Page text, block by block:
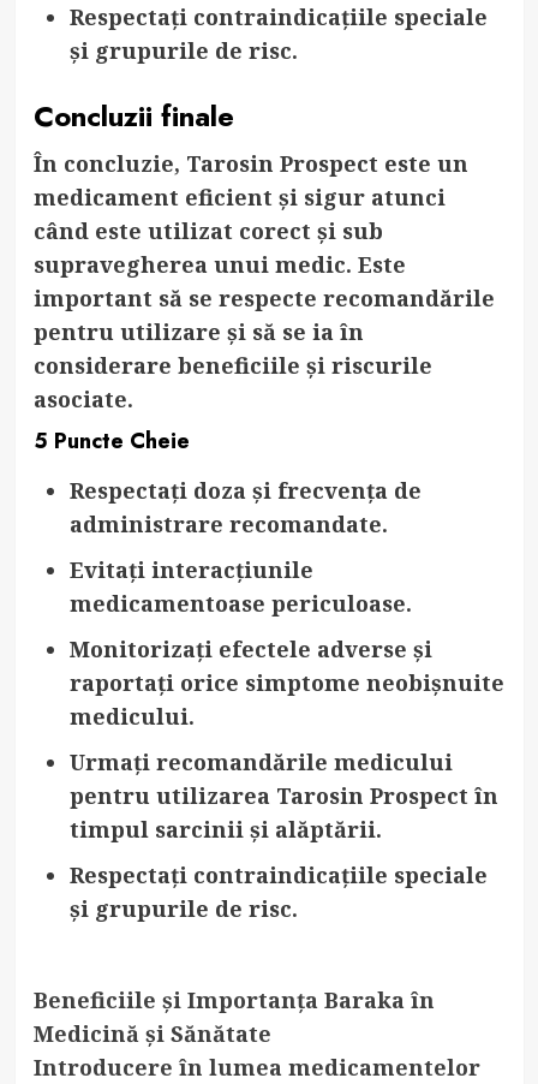
Respectați contraindicațiile speciale
și grupurile de risc.
Concluzii finale
În concluzie, Tarosin Prospect este un
medicament eficient și sigur atunci
când este utilizat corect și sub
supravegherea unui medic. Este
important să se respecte recomandările
pentru utilizare și să se ia în
considerare beneficiile și riscurile
asociate.
5 Puncte Cheie
Respectați doza și frecvența de
administrare recomandate.
Evitați interacțiunile
medicamentoase periculoase.
Monitorizați efectele adverse și
raportați orice simptome neobișnuite
medicului.
Urmați recomandările medicului
pentru utilizarea Tarosin Prospect în
timpul sarcinii și alăptării.
Respectați contraindicațiile speciale
și grupurile de risc.
Beneficiile și Importanța Baraka în
Medicină și Sănătate
Introducere în lumea medicamentelor